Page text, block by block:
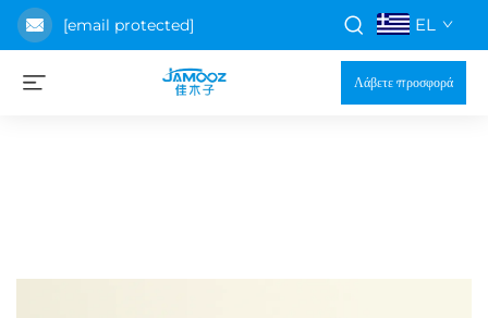
[email protected] EL
Λάβετε προσφορά